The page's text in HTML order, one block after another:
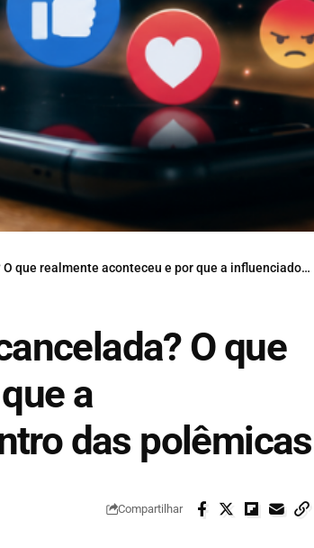
aconteceu e por que a influenciadora voltou ao centro das polêmicas
O que
a
das polêmicas
Compartilhar